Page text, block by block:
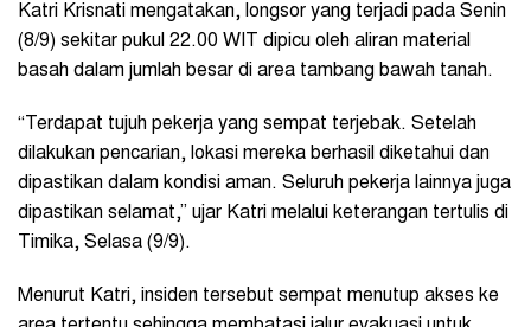
Katri Krisnati mengatakan, longsor yang terjadi pada Senin
(8/9) sekitar pukul 22.00 WIT dipicu oleh aliran material
basah dalam jumlah besar di area tambang bawah tanah.
“Terdapat tujuh pekerja yang sempat terjebak. Setelah
dilakukan pencarian, lokasi mereka berhasil diketahui dan
dipastikan dalam kondisi aman. Seluruh pekerja lainnya juga
dipastikan selamat,” ujar Katri melalui keterangan tertulis di
Timika, Selasa (9/9).
Menurut Katri, insiden tersebut sempat menutup akses ke